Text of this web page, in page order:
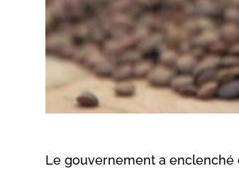
Le gouvernement a enclenché